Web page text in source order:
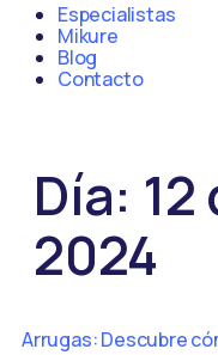
Especialistas
Mikure
Blog
Contacto
Día:
2024
Arrugas: Descubre